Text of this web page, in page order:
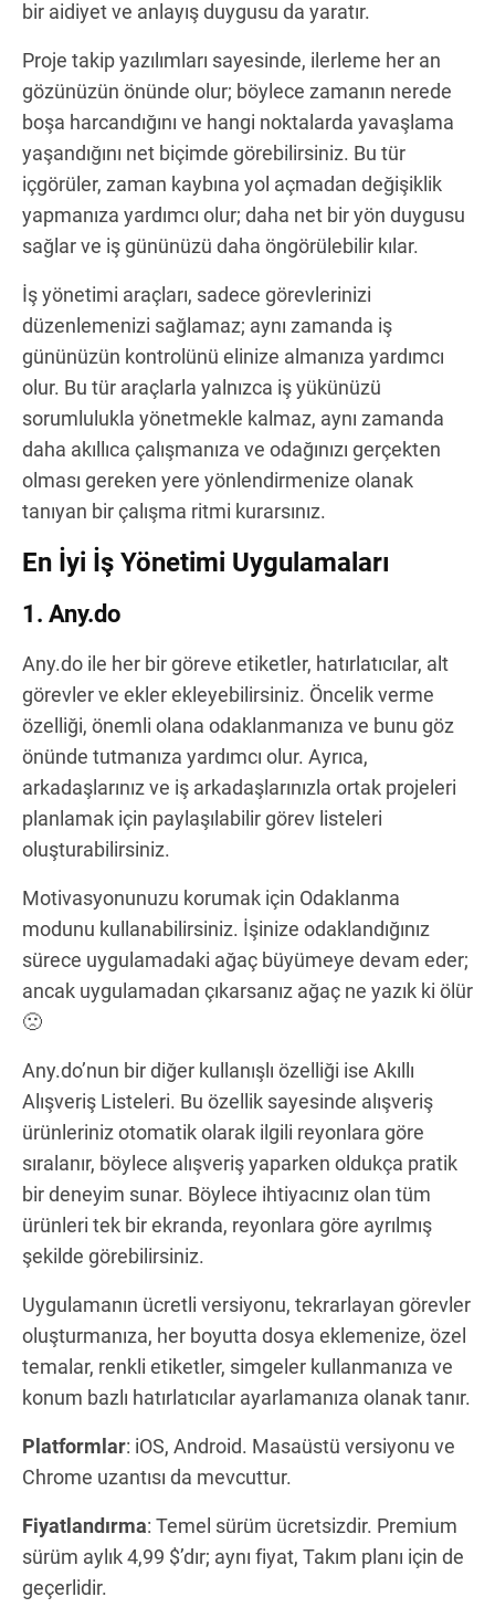
bir aidiyet ve anlayış duygusu da yaratır.
Proje takip yazılımları sayesinde, ilerleme her an
gözünüzün önünde olur; böylece zamanın nerede
boşa harcandığını ve hangi noktalarda yavaşlama
yaşandığını net biçimde görebilirsiniz. Bu tür
içgörüler, zaman kaybına yol açmadan değişiklik
yapmanıza yardımcı olur; daha net bir yön duygusu
sağlar ve iş gününüzü daha öngörülebilir kılar.
İş yönetimi araçları, sadece görevlerinizi
düzenlemenizi sağlamaz; aynı zamanda iş
gününüzün kontrolünü elinize almanıza yardımcı
olur. Bu tür araçlarla yalnızca iş yükünüzü
sorumlulukla yönetmekle kalmaz, aynı zamanda
daha akıllıca çalışmanıza ve odağınızı gerçekten
olması gereken yere yönlendirmenize olanak
tanıyan bir çalışma ritmi kurarsınız.
En İyi İş Yönetimi Uygulamaları
1. Any.do
Any.do ile her bir göreve etiketler, hatırlatıcılar, alt
görevler ve ekler ekleyebilirsiniz. Öncelik verme
özelliği, önemli olana odaklanmanıza ve bunu göz
önünde tutmanıza yardımcı olur. Ayrıca,
arkadaşlarınız ve iş arkadaşlarınızla ortak projeleri
planlamak için paylaşılabilir görev listeleri
oluşturabilirsiniz.
Motivasyonunuzu korumak için Odaklanma
modunu kullanabilirsiniz. İşinize odaklandığınız
sürece uygulamadaki ağaç büyümeye devam eder;
ancak uygulamadan çıkarsanız ağaç ne yazık ki ölür
🙁
Any.do’nun bir diğer kullanışlı özelliği ise Akıllı
Alışveriş Listeleri. Bu özellik sayesinde alışveriş
ürünleriniz otomatik olarak ilgili reyonlara göre
sıralanır, böylece alışveriş yaparken oldukça pratik
bir deneyim sunar. Böylece ihtiyacınız olan tüm
ürünleri tek bir ekranda, reyonlara göre ayrılmış
şekilde görebilirsiniz.
Uygulamanın ücretli versiyonu, tekrarlayan görevler
oluşturmanıza, her boyutta dosya eklemenize, özel
temalar, renkli etiketler, simgeler kullanmanıza ve
konum bazlı hatırlatıcılar ayarlamanıza olanak tanır.
Platformlar: iOS, Android. Masaüstü versiyonu ve
Chrome uzantısı da mevcuttur.
Fiyatlandırma: Temel sürüm ücretsizdir. Premium
sürüm aylık 4,99 $’dır; aynı fiyat, Takım planı için de
geçerlidir.